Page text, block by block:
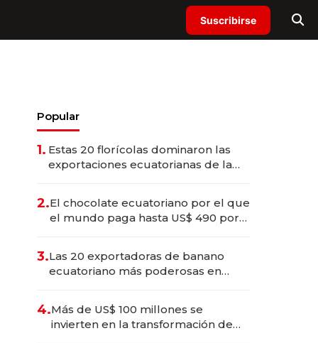
Suscribirse
Popular
1. Estas 20 florícolas dominaron las
exportaciones ecuatorianas de la
2.El chocolate ecuatoriano por el que
el mundo paga hasta US$ 490 por
3.Las 20 exportadoras de banano
ecuatoriano más poderosas en
4.Más de US$ 100 millones se
invierten en la transformación de